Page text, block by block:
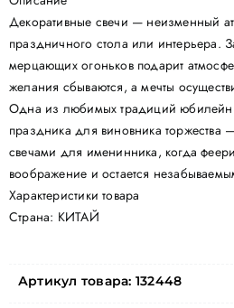
Контакты
Политика
Декоративные свечи — неизменный
праздничного стола или интерьера.
мерцающих огоньков подарит
желания сбываются, а мечты
Одна из любимых традиций
праздника для виновника
свечами для именинника, когда
воображение и остается
Характеристики товара
Страна: КИТАЙ
Артикул товара: 132448